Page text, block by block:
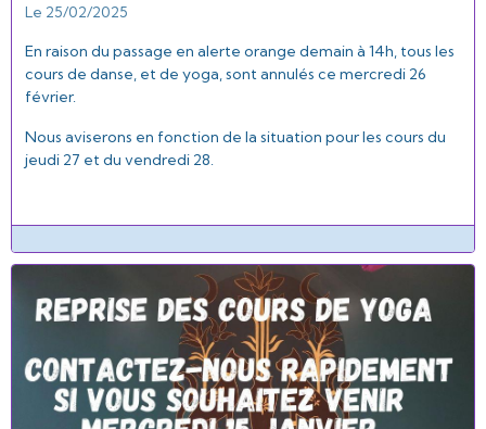
Le 25/02/2025
En raison du passage en alerte orange demain à 14h, tous les
cours de danse, et de yoga, sont annulés ce mercredi 26
février.
Nous aviserons en fonction de la situation pour les cours du
jeudi 27 et du vendredi 28.